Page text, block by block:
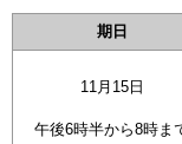
期日
11月15日
午後6時半から8時ま